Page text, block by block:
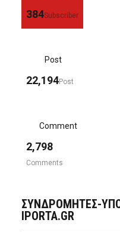
384Subscriber
Post
22,194Post
Comment
2,798
Comments
ΣΥΝΔΡΟΜΗΤΈΣ-
IPORTA.GR